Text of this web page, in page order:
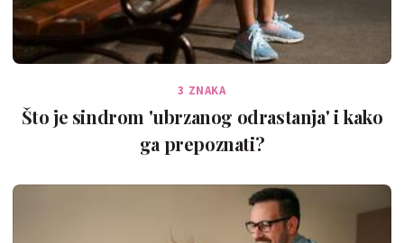
3 ZNAKA
Što je sindrom 'ubrzanog odrastanja' i kako
ga prepoznati?